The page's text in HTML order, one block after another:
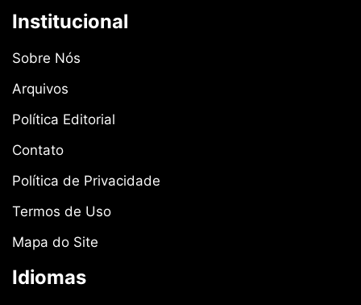
Institucional
Sobre Nós
Arquivos
Política Editorial
Contato
Política de Privacidade
Termos de Uso
Mapa do Site
Idiomas